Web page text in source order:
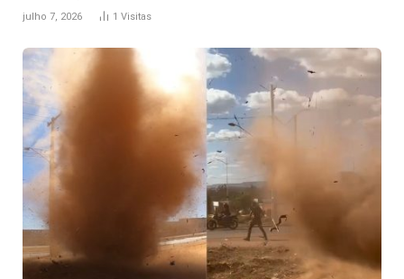
julho 7, 2026 1 Visitas